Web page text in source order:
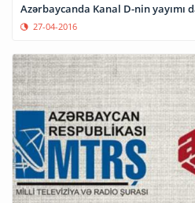
Azərbaycanda Kanal D-nin yayımı
27-04-2016